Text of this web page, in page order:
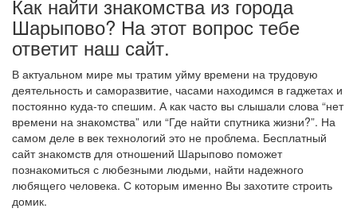
Как найти знакомства из города
Шарыпово? На этот вопрос тебе
ответит наш сайт.
В актуальном мире мы тратим уйму времени на трудовую
деятельность и саморазвитие, часами находимся в гаджетах и
постоянно куда-то спешим. А как часто вы слышали слова “нет
времени на знакомства” или “Где найти спутника жизни?”. На
самом деле в век технологий это не проблема. Бесплатный
сайт знакомств для отношений Шарыпово поможет
познакомиться с любезными людьми, найти надежного
любящего человека. С которым именно Вы захотите строить
домик.